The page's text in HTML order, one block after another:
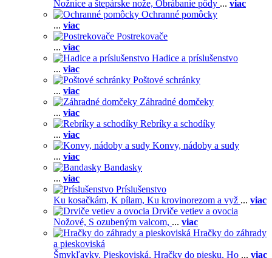
Nožnice a štepárske nože, Obrábanie pôdy ... viac
Ochranné pomôcky
... viac
Postrekovače
... viac
Hadice a príslušenstvo
... viac
Poštové schránky
... viac
Záhradné domčeky
... viac
Rebríky a schodíky
... viac
Konvy, nádoby a sudy
... viac
Bandasky
... viac
Príslušenstvo
Ku kosačkám, K pílam, Ku krovinorezom a vyž ... viac
Drviče vetiev a ovocia
Nožové, S ozubeným valcom, ... viac
Hračky do záhrady
a pieskoviská
Šmykľavky, Pieskoviská, Hračky do piesku, Ho ... viac